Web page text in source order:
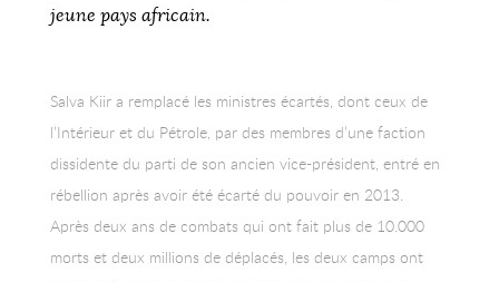
jeune pays africain.
Salva Kiir a remplacé les ministres écartés, dont ceux de
l’Intérieur et du Pétrole, par des membres d’une faction
dissidente du parti de son ancien vice-président, entré en
rébellion après avoir été écarté du pouvoir en 2013.
Après deux ans de combats qui ont fait plus de 10.000
morts et deux millions de déplacés, les deux camps ont